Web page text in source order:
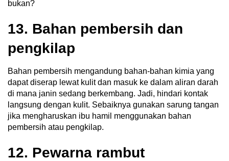
bukan?
13. Bahan pembersih dan
pengkilap
Bahan pembersih mengandung bahan-bahan kimia yang
dapat diserap lewat kulit dan masuk ke dalam aliran darah
di mana janin sedang berkembang. Jadi, hindari kontak
langsung dengan kulit. Sebaiknya gunakan sarung tangan
jika mengharuskan ibu hamil menggunakan bahan
pembersih atau pengkilap.
12. Pewarna rambut